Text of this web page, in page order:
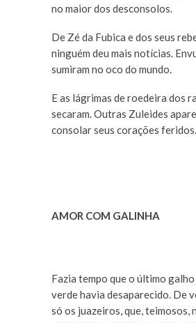
no maior dos desconsolos.
De Zé da Fubica e dos seus
ninguém deu mais notícias.
sumiram no oco do mundo.
E as lágrimas de roedeira dos
secaram. Outras Zuleides
consolar seus corações feridos.
AMOR COM GALINHA
Fazia tempo que o último
verde havia desaparecido. De
só os juazeiros, que, teimosos,